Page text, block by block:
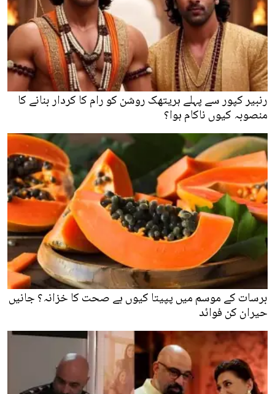
رنبیر کپور سے پہلے ہریتھک روشن کو رام کا کردار بنانے کا
منصوبہ کیوں ناکام ہوا؟
برسات کے موسم میں پپیتا کیوں ہے صحت کا خزانہ؟ جانیں
حیران کن فوائد